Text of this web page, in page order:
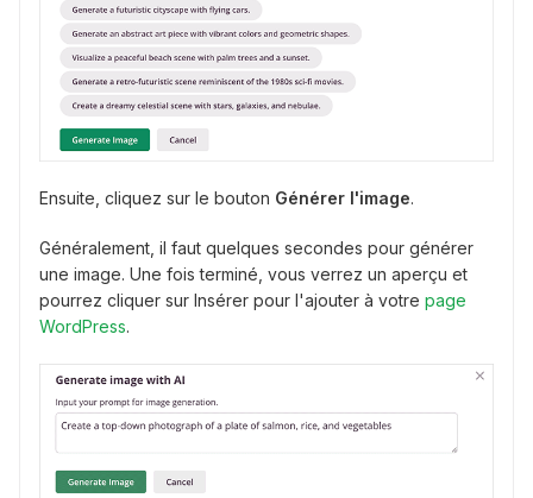
Ensuite, cliquez sur le bouton Générer l'image.
Généralement, il faut quelques secondes pour générer
une image. Une fois terminé, vous verrez un aperçu et
pourrez cliquer sur Insérer pour l'ajouter à votre page
WordPress.